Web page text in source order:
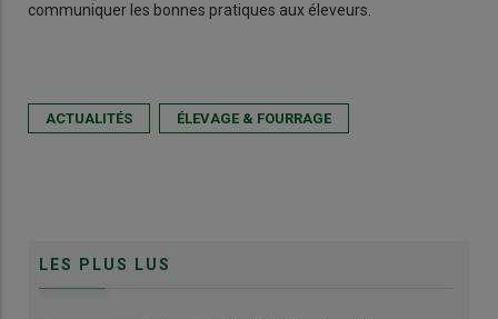
communiquer les bonnes pratiques aux éleveurs.
ACTUALITÉS ÉLEVAGE & FOURRAGE
LES PLUS LUS